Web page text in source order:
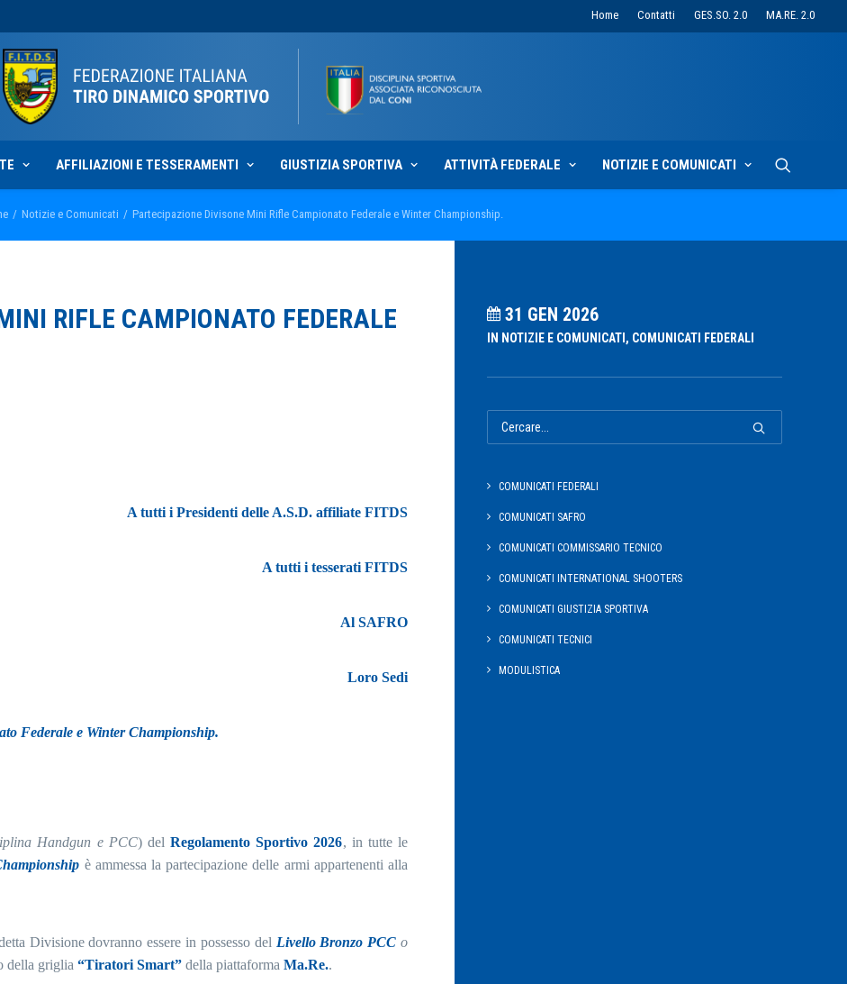
Home Contatti GES.SO. 2.0 MA.RE. 2.0
AFFILIAZIONI E TESSERAMENTI GIUSTIZIA SPORTIVA ATTIVITÀ FEDERALE NOTIZIE E COMUNICATI
Notizie e Comunicati Partecipazione Divisone Mini Rifle Campionato Federale e Winter Championship.
RIFLE CAMPIONATO FEDERALE
A tutti i Presidenti delle A.S.D. affiliate FITDS
A tutti i tesserati FITDS
Al SAFRO
Loro Sedi
Federale e WinterChampionship.
Handgun e PCC) delRegolamento Sportivo 2026, in tutte le
è ammessa la partecipazione delle armi appartenenti alla
Divisione dovranno essere in possesso del Livello Bronzo PCC o
della griglia “Tiratori Smart” della piattaforma Ma.Re..
31 GEN 2026
IN NOTIZIE E COMUNICATI , COMUNICATI FEDERALI
COMUNICATI FEDERALI
COMUNICATI SAFRO
COMUNICATI COMMISSARIO TECNICO
COMUNICATI INTERNATIONAL SHOOTERS
COMUNICATI GIUSTIZIA SPORTIVA
COMUNICATI TECNICI
MODULISTICA